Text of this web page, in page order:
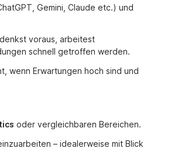
Gemini, Claude etc.) und
voraus, arbeitest
schnell getroffen werden.
wenn Erwartungen hoch sind und
oder vergleichbaren Bereichen.
– idealerweise mit Blick